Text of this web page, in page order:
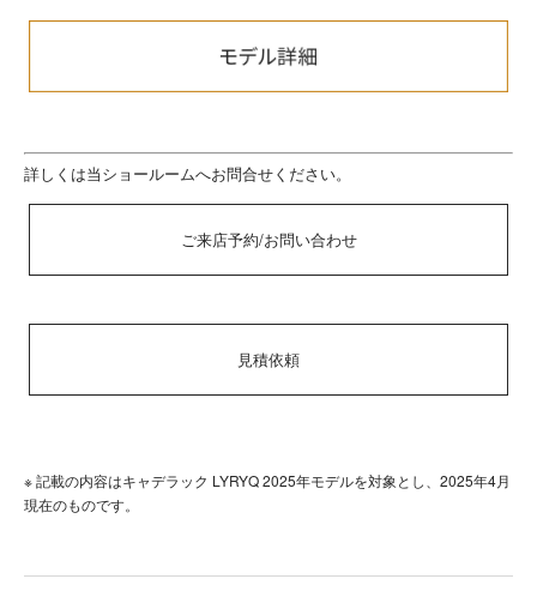
詳しくは当ショールームへお問合せください。
ご来店予約/お問い合わせ
見積依頼
※ 記載の内容はキャデラック LYRYQ 2025年モデルを対象とし、2025年4月
現在のものです。